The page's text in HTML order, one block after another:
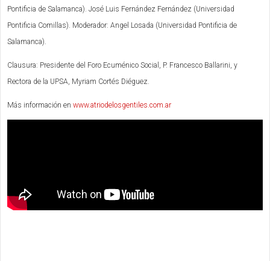
Pontificia de Salamanca). José Luis Fernández Fernández (Universidad
Pontificia Comillas). Moderador: Angel Losada (Universidad Pontificia de
Salamanca).
Clausura: Presidente del Foro Ecuménico Social, P. Francesco Ballarini, y
Rectora de la UPSA, Myriam Cortés Diéguez.
Más información en www.atriodelosgentiles.com.ar